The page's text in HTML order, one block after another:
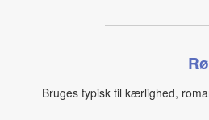
Bruges typisk til kærlighed,